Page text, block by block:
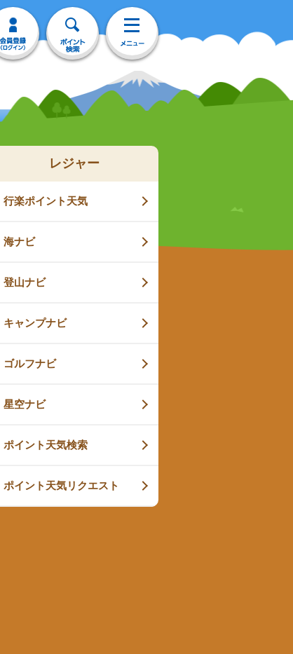
レジャー
行楽ポイント天気
海ナビ
登山ナビ
キャンプナビ
ゴルフナビ
星空ナビ
ポイント天気検索
ポイント天気リクエスト